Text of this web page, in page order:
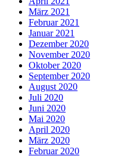
März 2021
Februar 2021
Januar 2021
Dezember 2020
November 2020
Oktober 2020
September 2020
August 2020
Juli 2020
Juni 2020
Mai 2020
April 2020
März 2020
Februar 2020